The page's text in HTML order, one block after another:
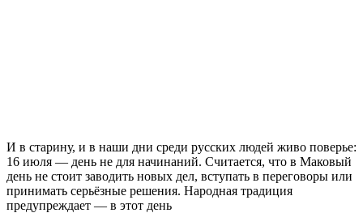
И в старину, и в наши дни среди русских людей живо поверье:
16 июля — день не для начинаний. Считается, что в Маковый
день не стоит заводить новых дел, вступать в переговоры или
принимать серьёзные решения. Народная традиция
предупреждает — в этот день